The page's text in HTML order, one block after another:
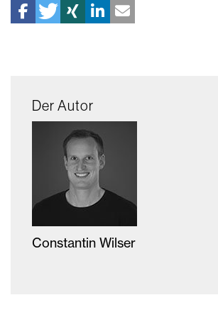
Der Autor
Constantin Wilser